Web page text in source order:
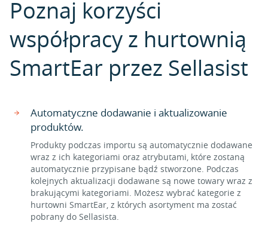
Poznaj korzyści
współpracy z hurtownią
SmartEar przez Sellasist
Automatyczne dodawanie i aktualizowanie
produktów.
Produkty podczas importu są automatycznie dodawane
wraz z ich kategoriami oraz atrybutami, które zostaną
automatycznie przypisane bądź stworzone. Podczas
kolejnych aktualizacji dodawane są nowe towary wraz z
brakującymi kategoriami. Możesz wybrać kategorie z
hurtowni SmartEar, z których asortyment ma zostać
pobrany do Sellasista.